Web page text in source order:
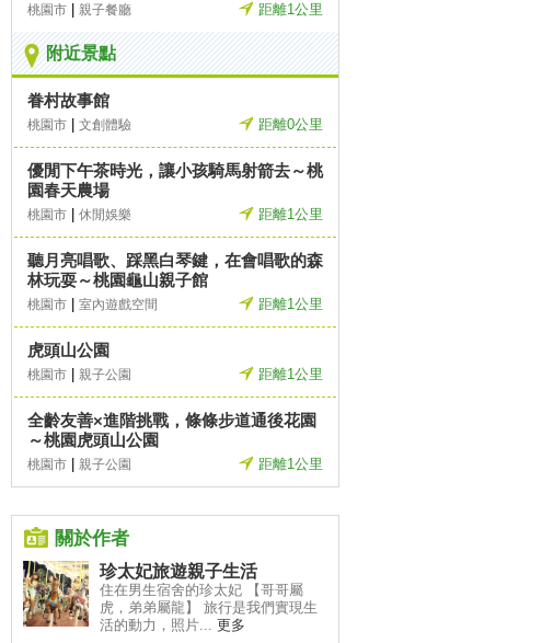
桃園市 親子餐廳 距離1公里
附近景點
眷村故事館
桃園市 文創體驗 距離0公里
優閒下午茶時光，讓小孩騎馬射箭去～桃
園春天農場
桃園市 休閒娛樂 距離1公里
聽月亮唱歌、踩黑白琴鍵，在會唱歌的森
林玩耍～桃園龜山親子館
桃園市 室內遊戲空間 距離1公里
虎頭山公園
桃園市 親子公園 距離1公里
全齡友善×進階挑戰，條條步道通後花園
～桃園虎頭山公園
桃園市 親子公園 距離1公里
關於作者
珍太妃旅遊親子生活
住在男生宿舍的珍太妃 【哥哥屬
虎，弟弟屬龍】 旅行是我們實現生
活的動力，照片... 更多